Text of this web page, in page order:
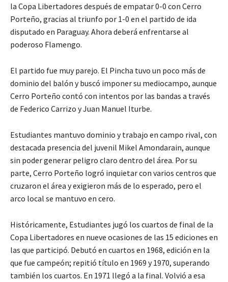
la Copa Libertadores después de empatar 0-0 con Cerro
Porteño, gracias al triunfo por 1-0 en el partido de ida
disputado en Paraguay. Ahora deberá enfrentarse al
poderoso Flamengo.
El partido fue muy parejo. El Pincha tuvo un poco más de
dominio del balón y buscó imponer su mediocampo, aunque
Cerro Porteño contó con intentos por las bandas a través
de Federico Carrizo y Juan Manuel Iturbe.
Estudiantes mantuvo dominio y trabajo en campo rival, con
destacada presencia del juvenil Mikel Amondarain, aunque
sin poder generar peligro claro dentro del área. Por su
parte, Cerro Porteño logró inquietar con varios centros que
cruzaron el área y exigieron más de lo esperado, pero el
arco local se mantuvo en cero.
Históricamente, Estudiantes jugó los cuartos de final de la
Copa Libertadores en nueve ocasiones de las 15 ediciones en
las que participó. Debutó en cuartos en 1968, edición en la
que fue campeón; repitió título en 1969 y 1970, superando
también los cuartos. En 1971 llegó a la final. Volvió a esa